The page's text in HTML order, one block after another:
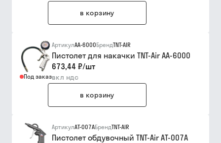
в корзину
Под заказ
АртикулAA-6000БрендTNT-AIR
Пистолет для накачки TNT-Air AA-6000
673,44 ₽/шт
вкл ндс
в корзину
АртикулAT-007AБрендTNT-AIR
Пистолет обдувочный TNT-Air AT-007A